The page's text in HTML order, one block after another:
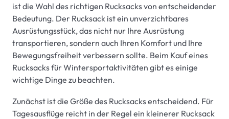
ist die Wahl des richtigen Rucksacks von entscheidender
Bedeutung. Der Rucksack ist ein unverzichtbares
Ausrüstungsstück, das nicht nur Ihre Ausrüstung
transportieren, sondern auch Ihren Komfort und Ihre
Bewegungsfreiheit verbessern sollte. Beim Kauf eines
Rucksacks für Wintersportaktivitäten gibt es einige
wichtige Dinge zu beachten.
Zunächst ist die Größe des Rucksacks entscheidend. Für
Tagesausflüge reicht in der Regel ein kleinerer Rucksack